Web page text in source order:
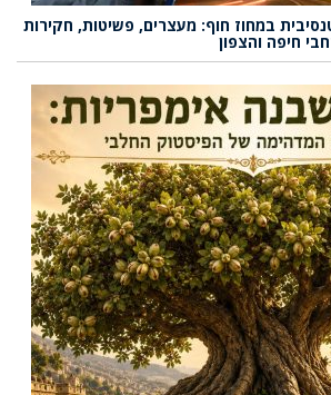
במחוז חוף: מעצרים, פשיטות, חקירות
חיפה והצפון